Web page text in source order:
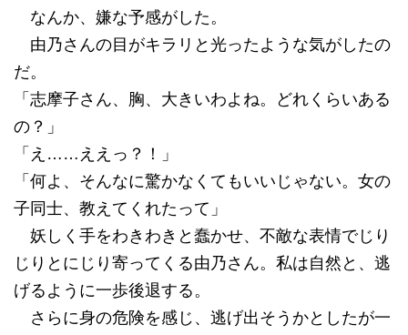
なんか、嫌な予感がした。
由乃さんの目がキラリと光ったような気がしたの
だ。
「志摩子さん、胸、大きいわよね。どれくらいある
の？」
「え……ええっ？！」
「何よ、そんなに驚かなくてもいいじゃない。女の
子同士、教えてくれたって」
妖しく手をわきわきと蠢かせ、不敵な表情でじり
じりとにじり寄ってくる由乃さん。私は自然と、逃
げるように一歩後退する。
さらに身の危険を感じ、逃げ出そうかとしたが一